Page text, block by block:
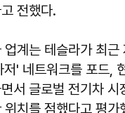
전했다.
업계는 테슬라가 최근
저' 네트워크를 포드,
서 글로벌 전기차 시
위치를 점했다고 평가